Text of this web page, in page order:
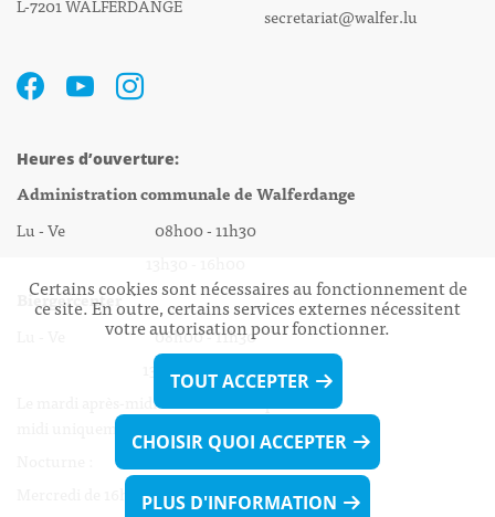
L-7201 WALFERDANGE
secretariat@walfer.lu
Heures d’ouverture:
Administration communale de Walferdange
Lu - Ve 08h00 - 11h30
Biergercenter
Lu - Ve 08h00 - 11h30
13h30 - 16h00
Le mardi après-midi et le vendredi après-
midi uniquement sur Rdv.
Mercredi de 16h00 - 18h45 uniquement sur Rdv
Certains cookies sont nécessaires au fonctionnement de
ce site. En outre, certains services externes nécessitent
votre autorisation pour fonctionner.
TOUT ACCEPTER
CHOISIR QUOI ACCEPTER
PLUS D'INFORMATION